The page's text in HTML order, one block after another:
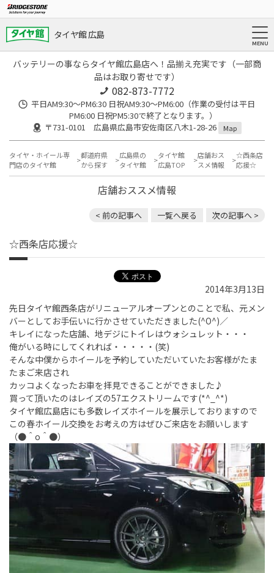
タイヤ館 広島
バッテリーの事ならタイヤ館広島店へ！品揃え充実です（一部商
品はお取り寄せです）
082-873-7772
平日AM9:30～PM6:30 日祝AM9:30〜PM6:00（作業の受付は平日
PM6:00 日祝PM5:30で終了となります。）
〒731-0101 広島県広島市安佐南区八木1-28-26
Map
タイヤ・ホイール専
門店のタイヤ館
都道府県
から探す
広島県の
タイヤ館
タイヤ館
広島TOP
店舗おス
スメ情報
☆西条店
応援☆
店舗おススメ情報
< 前の記事へ 一覧へ戻る 次の記事へ >
☆西条店応援☆
2014年3月13日
先日タイヤ館西条店がリニューアルオープンとのことで私、元メン
バーとしてお手伝いに行かさせていただきました(^O^)／
キレイになった店舗、地デジにトイレはウォシュレット・・・
俺がいる時にしてくれれば・・・・・(笑)
そんな中僕からホイールを予約していただいていたお客様がたま
たまご来店され
カッコよくなったお車を拝見できることができました♪
買って頂いたのはレイズの57エクストリームです(*^_^*)
タイヤ館広島店にも多数レイズホイールを展示しておりますので
この春ホイール交換をお考えの方はぜひご来店をお願いします
（●＾o＾●）